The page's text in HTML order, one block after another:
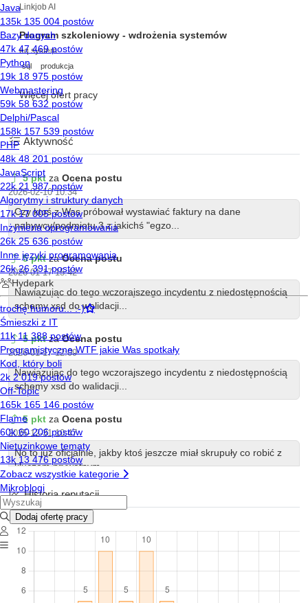
Linkjob AI
Program szkoleniowy - wdrożenia systemów
eq system
sql produkcja
Więcej ofert pracy
Aktywność
5 pkt za Ocena postu
2026-02-10 10:34
Czy ktoś z Was próbował wystawiać faktury na dane
nabywcy/podmiotu 3 z jakichś "egzo...
5 pktzaOcena postu
2026-01-17 15:42
Nawiązując do tego wczorajszego incydentu z niedostępnością
schemy xsd do walidacji...
5 pktzaOcena postu
2026-01-17 12:09
Nawiązując do tego wczorajszego incydentu z niedostępnością
schemy xsd do walidacji...
5 pkt za Ocena postu
2025-12-31 10:47
No to już oficjalnie, jakby ktoś jeszcze miał skrupuły co robić z
kluczem prywatnym...
-5 pkt
2025-12-31 10:47
No to już oficjalnie, jakby ktoś jeszcze miał skrupuły co robić z
kluczem prywatnym...
2025-12-31 10:47
Historia reputacji